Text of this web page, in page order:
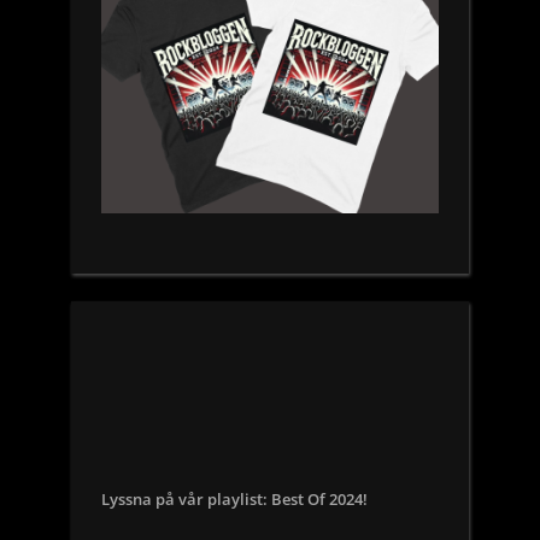
Lyssna på vår playlist: Best Of 2024!